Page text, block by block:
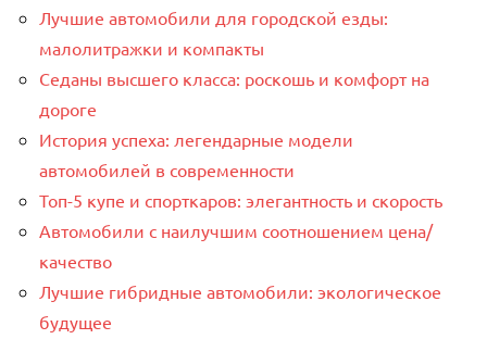
Лучшие автомобили для городской езды:
малолитражки и компакты
Седаны высшего класса: роскошь и комфорт на
дороге
История успеха: легендарные модели
автомобилей в современности
Топ-5 купе и спорткаров: элегантность и скорость
Автомобили с наилучшим соотношением цена/
качество
Лучшие гибридные автомобили: экологическое
будущее